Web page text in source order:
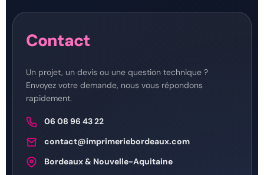
Contact
Un projet, un devis ou une question technique ?
Envoyez votre demande, nous vous répondons
rapidement.
06 08 96 43 22
contact@imprimeriebordeaux.com
Bordeaux & Nouvelle-Aquitaine